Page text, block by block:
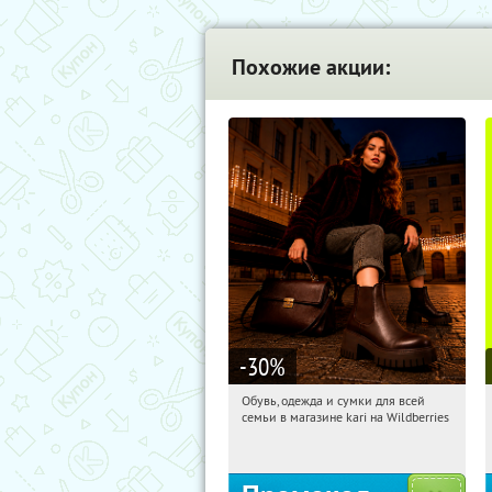
Похожие акции:
-30%
09:52:18 Получили:
Обувь, одежда и сумки для всей
семьи в магазине kari на Wildberries